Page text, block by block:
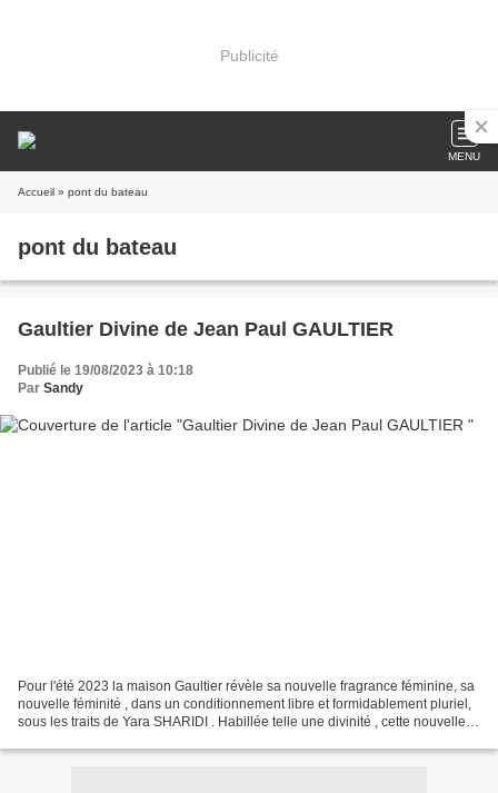
Publicité
MENU
Accueil » pont du bateau
pont du bateau
Gaultier Divine de Jean Paul GAULTIER
Publié le 19/08/2023 à 10:18
Par Sandy
Pour l'été 2023 la maison Gaultier révèle sa nouvelle fragrance féminine, sa
nouvelle féminité , dans un conditionnement libre et formidablement pluriel,
sous les traits de Yara SHARIDI . Habillée telle une divinité , cette nouvelle